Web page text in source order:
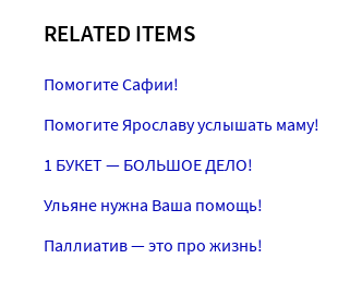
RELATED ITEMS
Помогите Сафии!
Помогите Ярославу услышать маму!
1 БУКЕТ — БОЛЬШОЕ ДЕЛО!
Ульяне нужна Ваша помощь!
Паллиатив — это про жизнь!